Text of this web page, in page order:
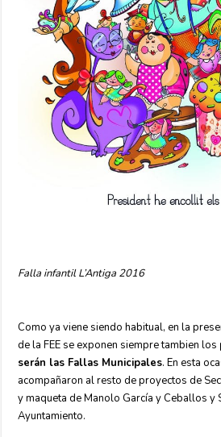
Falla infantil L’Antiga 2016
Como ya viene siendo habitual, en la
de la FEE se exponen siempre tambien los
serán las Fallas Municipales. En esta
acompañaron al resto de proyectos de
y maqueta de Manolo García y Ceballos y
Ayuntamiento.